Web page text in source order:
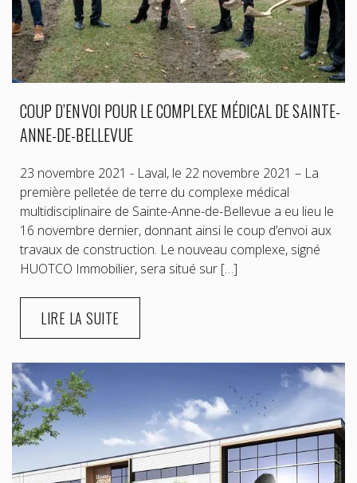
COUP D’ENVOI POUR LE COMPLEXE MÉDICAL DE SAINTE-
ANNE-DE-BELLEVUE
23 novembre 2021 - Laval, le 22 novembre 2021 – La
première pelletée de terre du complexe médical
multidisciplinaire de Sainte-Anne-de-Bellevue a eu lieu le
16 novembre dernier, donnant ainsi le coup d’envoi aux
travaux de construction. Le nouveau complexe, signé
HUOTCO Immobilier, sera situé sur […]
LIRE LA SUITE